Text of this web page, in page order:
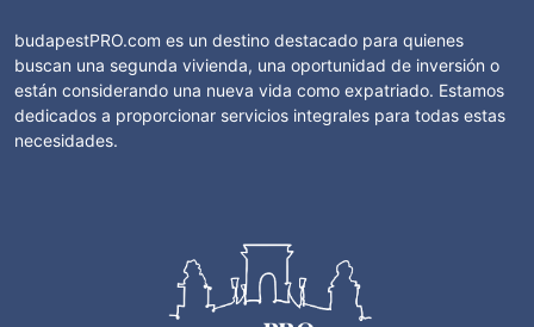
budapestPRO.com es un destino destacado para quienes
buscan una segunda vivienda, una oportunidad de inversión o
están considerando una nueva vida como expatriado. Estamos
dedicados a proporcionar servicios integrales para todas estas
necesidades.